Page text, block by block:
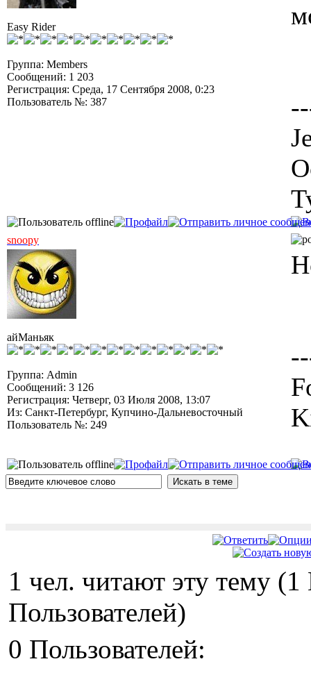
Easy Rider
Группа: Members
Сообщений: 1 203
Регистрация: Среда, 17 Сентября 2008, 0:23
Пользователь №: 387
snoopy
айМаньяк
Группа: Admin
Сообщений: 3 126
Регистрация: Четверг, 03 Июля 2008, 13:07
Из: Санкт-Петербург, Купчино-Дальневосточный
Пользователь №: 249
1 чел. читают эту тему
Пользователей)
0 Пользователей: